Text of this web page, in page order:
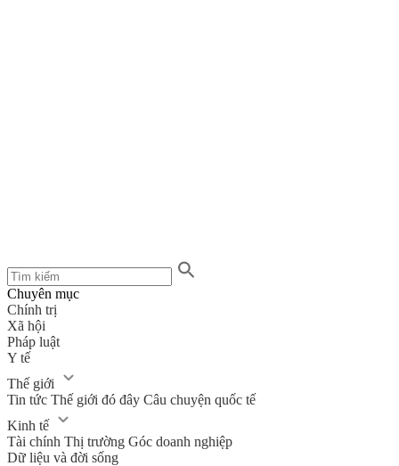
Chuyên mục
Chính trị
Xã hội
Pháp luật
Y tế
Thế giới
Tin tức Thế giới đó đây Câu chuyện quốc tế
Kinh tế
Tài chính Thị trường Góc doanh nghiệp
Dữ liệu và đời sống